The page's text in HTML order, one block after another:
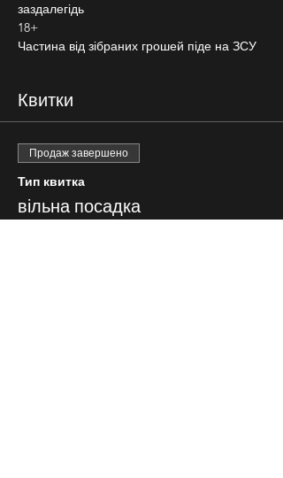
заздалегідь
18+
Частина від зібраних грошей піде на ЗСУ
Квитки
Продаж завершено
Тип квитка
вільна посадка